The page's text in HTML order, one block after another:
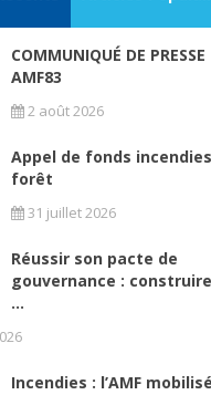
COMMUNIQUÉ DE PRESSE
AMF83
2 août 2026
Appel de fonds
forêt
31 juillet 2026
Réussir son pacte de
gouvernance :
...
Incendies : l’AMF